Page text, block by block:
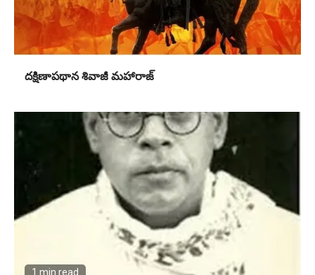
దక్షిణాపథాన శివాజీ మహారాజ్
1 min read